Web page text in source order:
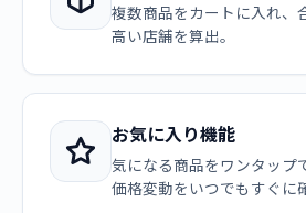
複数商品をカートに入れ、
高い店舗を算出。
お気に入り機能
気になる商品をワンタップ
価格変動をいつでもすぐに